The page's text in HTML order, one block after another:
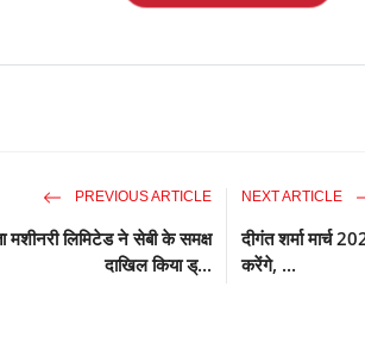
PREVIOUS ARTICLE
मशीनरी लिमिटेड ने सेबी के समक्ष
दाखिल किया ड्...
NEXT ARTICLE
दीगंत शर्मा मार्च
करेंगे, ...